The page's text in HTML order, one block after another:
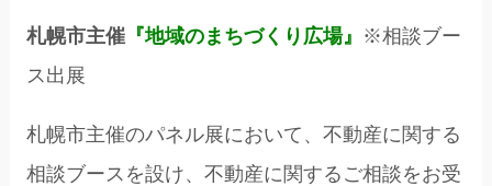
札幌市主催『地域のまちづくり広場』 ※相談ブー
ス出展
札幌市主催のパネル展において、不動産に関する
相談ブースを設け、不動産に関するご相談をお受